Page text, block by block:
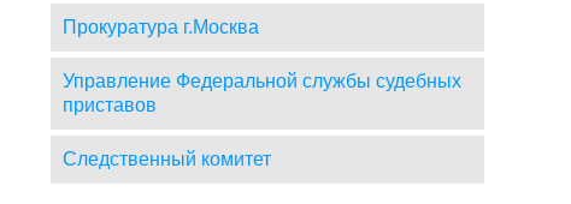
Прокуратура г.Москва
Управление Федеральной службы судебных
приставов
Следственный комитет